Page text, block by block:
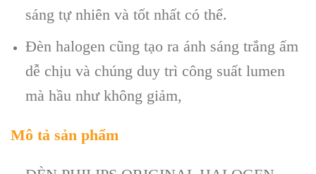
sáng tự nhiên và tốt nhất có thể.
Đèn halogen cũng tạo ra ánh sáng trắng ấm
dễ chịu và chúng duy trì công suất lumen
mà hầu như không giảm,
Mô tả sản phẩm